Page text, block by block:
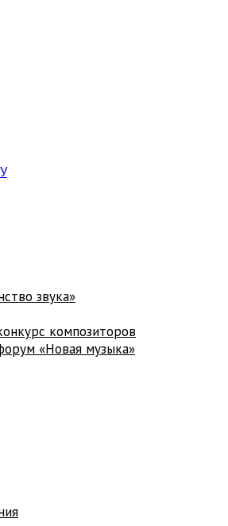
звука»
композиторов
«Новая музыка»